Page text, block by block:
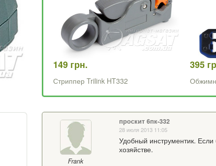
149 грн.
Стриппер Trilink HT332
395
Frank
проскит 6пк-332
28 июля 2013 11:05
Удобный инструментик.
хозяйстве.